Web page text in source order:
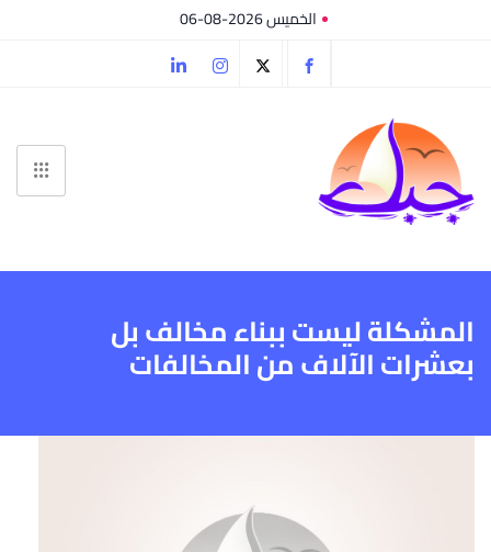
الخميس 2026-08-06
المشكلة ليست ببناء مخالف بل
بعشرات الآلاف من المخالفات